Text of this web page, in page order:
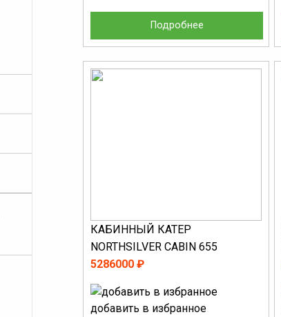
Подробнее
КАБИННЫЙ КАТЕР
NORTHSILVER CABIN 655
5286000 ₽
добавить в избранное